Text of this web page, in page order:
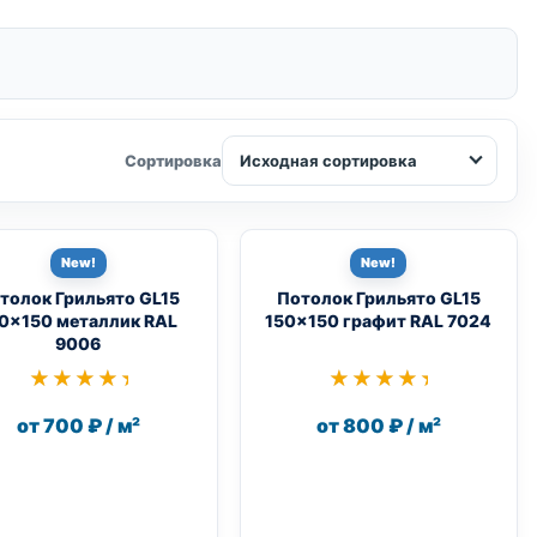
Сортировка Исходная сортировка
New!
Грильято GL15
металлик RAL
9006
★★★★★
★★★★★
от 700 ₽ / м²
New!
Потолок Грильято GL15
150×150 графит RAL 7024
★★★★★
★★★★★
от 800 ₽ / м²